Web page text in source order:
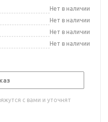
Нет в наличии
Нет в наличии
Нет в наличии
Нет в наличии
с вами и уточнят